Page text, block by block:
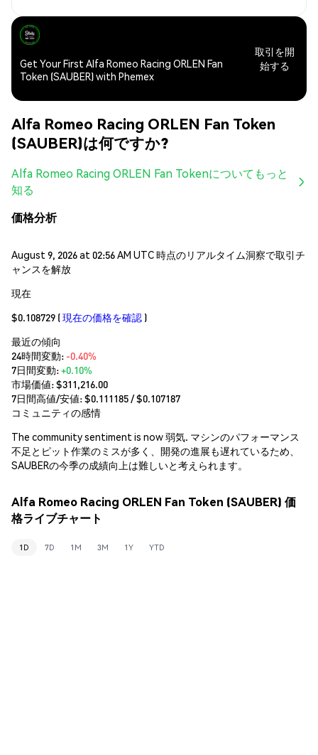
Get Your First Alfa Romeo Racing ORLEN Fan
Token (SAUBER) with Phemex
取引を開
始する
Alfa Romeo Racing ORLEN Fan Token
(SAUBER)は何ですか?
Alfa Romeo Racing ORLEN Fan Tokenについてもっと
知る
価格分析
August 9, 2026 at 02:56 AM UTC 時点のリアルタイム洞察で取引チ
ャンスを解放
現在
$0.108729 (現在の価格を確認 )
最近の傾向
24時間変動: -0.40%
7日間変動:+0.10%
市場価値:$311,216.00
7日間高値/安値: $0.111185/ $0.107187
コミュニティの感情
The community sentiment is now 弱気. マシンのパフォーマンス
不足とピット作業のミスが多く、開発の進展も遅れているため、
SAUBERの今季の成績向上は難しいと考えられます。
Alfa Romeo Racing ORLEN Fan Token (SAUBER) 価
格ライブチャート
1D 7D 1M 3M 1Y YTD